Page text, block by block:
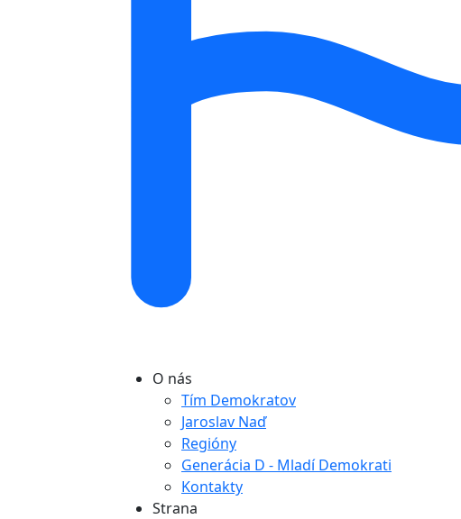
O nás
Tím Demokratov
Jaroslav Naď
Regióny
Generácia D - Mladí Demokrati
Kontakty
Strana